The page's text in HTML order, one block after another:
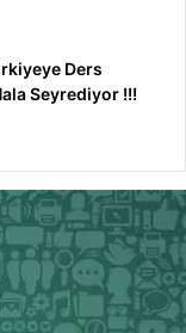
Ders
Seyrediyor !!!